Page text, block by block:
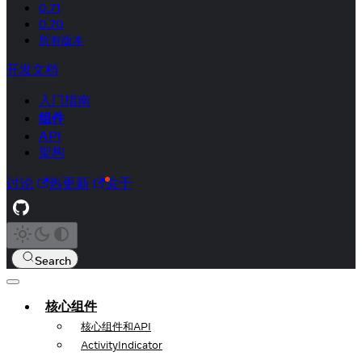
0.71
0.70
所有版本
开发文档
入门指南
组件
API
架构
讨论 热更新 关于
Search
核心组件
核心组件和API
ActivityIndicator